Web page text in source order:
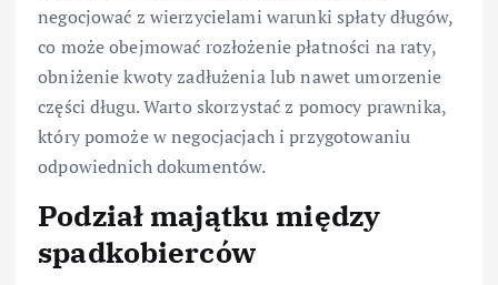
negocjować z wierzycielami warunki spłaty długów,
co może obejmować rozłożenie płatności na raty,
obniżenie kwoty zadłużenia lub nawet umorzenie
części długu. Warto skorzystać z pomocy prawnika,
który pomoże w negocjacjach i przygotowaniu
odpowiednich dokumentów.
Podział majątku między
spadkobierców